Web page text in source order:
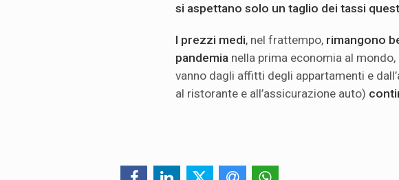
si aspettano solo un taglio dei tassi
I prezzi medi, nel frattempo, rimangono
pandemia nella prima economia al mondo,
vanno dagli affitti degli appartamenti e
al ristorante e all’assicurazione auto)